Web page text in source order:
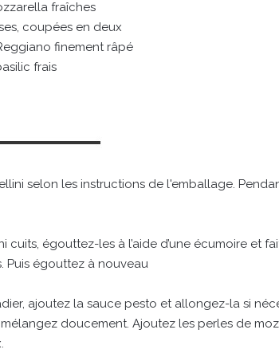
fraîches
coupées en deux
finement râpé
frais
selon les instructions de l'emballage.
cuits, égouttez-les à l’aide d’une écumoire et
Puis égouttez à nouveau
ajoutez la sauce pesto et allongez-la si
doucement. Ajoutez les perles de